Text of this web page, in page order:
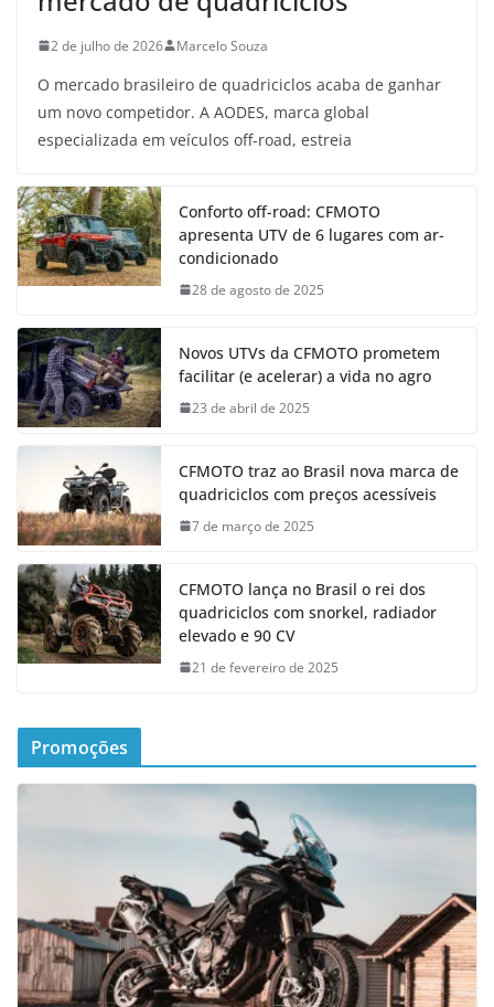
2 de julho de 2026 Marcelo Souza
O mercado brasileiro de quadriciclos acaba de ganhar
um novo competidor. A AODES, marca global
especializada em veículos off-road, estreia
Conforto off-road: CFMOTO
apresenta UTV de 6 lugares com ar-
condicionado
28 de agosto de 2025
Novos UTVs da CFMOTO prometem
facilitar (e acelerar) a vida no agro
23 de abril de 2025
CFMOTO traz ao Brasil nova marca de
quadriciclos com preços acessíveis
7 de março de 2025
CFMOTO lança no Brasil o rei dos
quadriciclos com snorkel, radiador
elevado e 90 CV
21 de fevereiro de 2025
Promoções